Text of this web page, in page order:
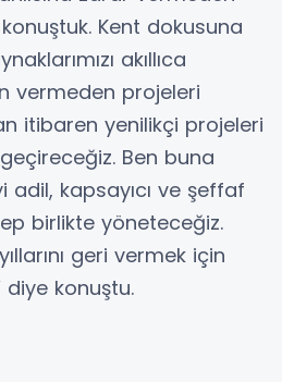
Kent dokusuna
akıllıca
vermeden projeleri
itibaren yenilikçi projeleri
Ben buna
adil, kapsayıcı ve şeffaf
birlikte yöneteceğiz.
geri vermek için
diye konuştu.